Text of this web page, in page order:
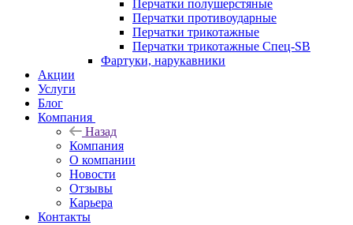
Перчатки полушерстяные
Перчатки противоударные
Перчатки трикотажные
Перчатки трикотажные Спец-SB
Фартуки, нарукавники
Акции
Услуги
Блог
Компания
Назад
Компания
О компании
Новости
Отзывы
Карьера
Контакты